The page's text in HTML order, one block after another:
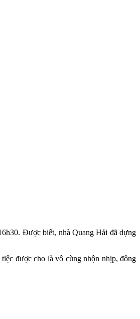
Được biết, nhà Quang Hải đã dựng
được cho là vô cùng nhộn nhịp, đông